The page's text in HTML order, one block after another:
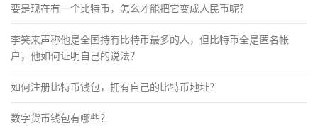
要是现在有一个比特币，怎么才能把它变成人民币呢？
李笑来声称他是全国持有比特币最多的人，但比特币全是匿名帐
户，他如何证明自己的说法？
如何注册比特币钱包，拥有自己的比特币地址？
数字货币钱包有哪些？